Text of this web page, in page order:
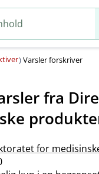
)Varsler forskriver
fra
for